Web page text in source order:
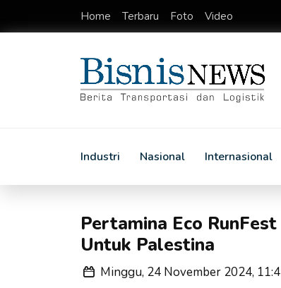
Home Terbaru Foto Video
Industri Nasional Internasional
Pertamina Eco
Untuk Palestina
Minggu, 24 November 2024,